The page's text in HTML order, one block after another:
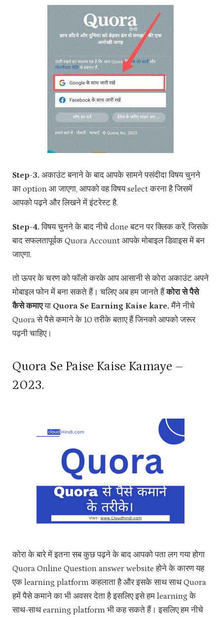
Step-3. अकाउंट बनाने के बाद आपके सामने पसंदीदा विषय चुनने
का option आ जाएगा, आपको वह विषय select करना है जिसमें
आपको पढ़ने और लिखने में इंटरेस्ट है.
Step-4.विषय चुनने के बाद नीचे done बटन पर क्लिक करें, जिसके
बाद सफलतापूर्वक Quora Account आपके मोबाइल डिवाइस में बन
जाएगा.
तो ऊपर के चरण को फॉलो करके आप आसानी से कोरा अकाउंट अपने
मोबाइल फोन में बना सकते हैं। चलिए अब हम जानते हैंकोरा से पैसे
कैसे कमाएया Quora Se Earning Kaise kare.मैंने नीचे
Quora से पैसे कमाने के 10 तरीके बताए हैं जिनको आपको जरूर
पढ़नी चाहिए।
Quora Se Paise Kaise Kamaye –
2023.
कोरा के बारे में इतना सब कुछ पढ़ने के बाद आपको पता लग गया होगा
Quora Online Question answer website होने के कारण यह
एक learning platform कहलाता है और इसके साथ साथ Quora
हमें पैसे कमाने का भी अवसर देता है इसलिए इसे हम learning के
साथ-साथ earning platform भी कह सकते हैं। इसलिए हम नीचे